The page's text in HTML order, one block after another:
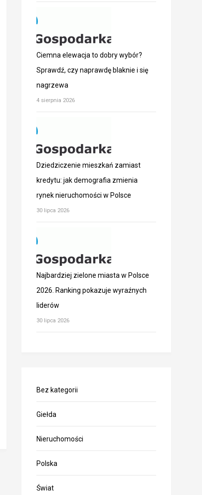
Ciemna elewacja to dobry wybór?
Sprawdź, czy naprawdę blaknie i się
nagrzewa
4 sierpnia 2026
Dziedziczenie mieszkań zamiast
kredytu: jak demografia zmienia
rynek nieruchomości w Polsce
30 lipca 2026
Najbardziej zielone miasta w Polsce
2026. Ranking pokazuje wyraźnych
liderów
30 lipca 2026
Bez kategorii
Giełda
Nieruchomości
Polska
Świat